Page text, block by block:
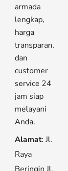
armada
lengkap,
harga
transparan,
dan
customer
service 24
jam siap
melayani
Anda.
Alamat: Jl.
Raya